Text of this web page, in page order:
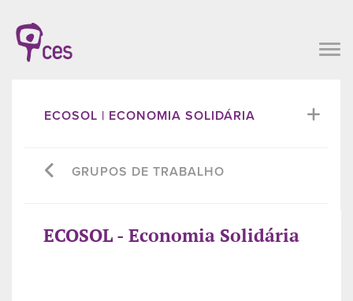
ECOSOL | ECONOMIA SOLIDÁRIA
GRUPOS DE TRABALHO
ECOSOL - Economia Solidária